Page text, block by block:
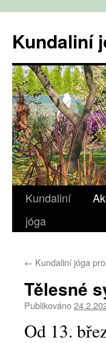
obsahu
webu
Kundaliní
Kundaliní
jóga
← Kundaliní jóga
Tělesné
Publikováno
Od 13.